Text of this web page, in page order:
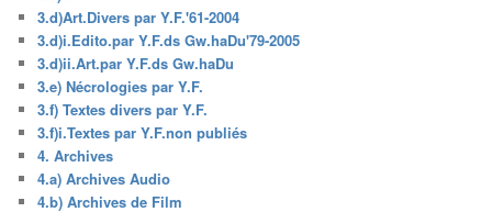
3.d)Art.Divers par Y.F.'61-2004
3.d)i.Edito.par Y.F.ds Gw.haDu'79-2005
3.d)ii.Art.par Y.F.ds Gw.haDu
3.e) Nécrologies par Y.F.
3.f) Textes divers par Y.F.
3.f)i.Textes par Y.F.non publiés
4. Archives
4.a) Archives Audio
4.b) Archives de Film